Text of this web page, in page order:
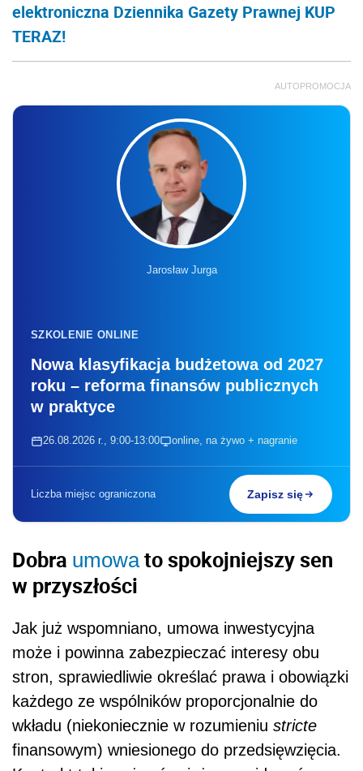
elektroniczna Dziennika Gazety Prawnej KUP
TERAZ!
AUTOPROMOCJA
Jarosław Jurga
SZKOLENIE ONLINE
Nowa klasyfikacja budżetowa od 2027
roku – reforma finansów publicznych
w praktyce
26.08.2026 r., 9:00-13:00 online, na żywo + nagranie
Liczba miejsc ograniczona Zapisz się
Dobra umowato spokojniejszy sen
w przyszłości
Jak już wspomniano, umowa inwestycyjna
może i powinna zabezpieczać interesy obu
stron, sprawiedliwie określać prawa i obowiązki
każdego ze wspólników proporcjonalnie do
wkładu (niekoniecznie w rozumieniu stricte
finansowym) wniesionego do przedsięwzięcia.